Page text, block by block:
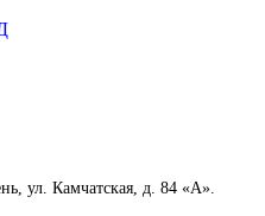
ул. Камчатская, д. 84 «А».